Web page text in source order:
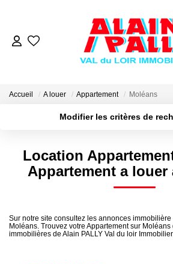
VENTE
LOCATION
DERNIERES
Qui Sommes
Accueil A louer Appartement Moléans
Modifier les critères de
Sélectionnez...
Type de bien
Surface
Créer une alerte
Location
Appartement a louer
Sur notre site consultez les annonces
Moléans. Trouvez votre Appartement sur
immobilières de Alain PALLY Val du loir Immobilier.